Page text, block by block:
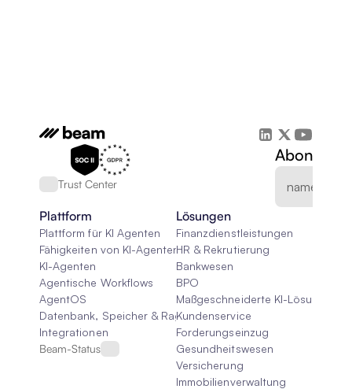
Trust Center
Plattform
Plattform für KI Agenten
Fähigkeiten von KI-Agenten
KI-Agenten
Agentische Workflows
AgentOS
Datenbank, Speicher & Rag
Integrationen
Beam-Status
Lösungen
Finanzdienstleistungen
HR & Rekrutierung
Bankwesen
BPO
Maßgeschneiderte KI-Lösungen
Kundenservice
Forderungseinzug
Gesundheitswesen
Versicherung
Immobilienverwaltung